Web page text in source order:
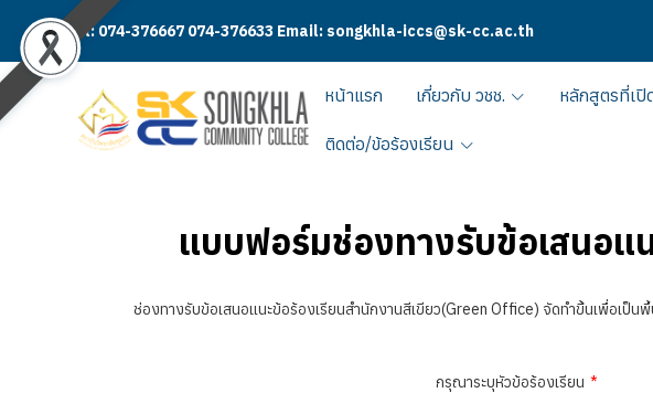
Tel: 074-376667 074-376633 Email: songkhla-iccs@sk-cc.ac.th
หน้าแรก เกี่ยวกับ วชช. หลักสูตรที่เปิ
ติดต่อ/ข้อร้องเรียน
แบบฟอร์มช่องทางรับข้อเสนอแ
ช่องทางรับข้อเสนอแนะข้อร้องเรียนสำนักงานสีเขียว(Green Office) จัดทำขึ้นเพื่อเป็
กรุณาระบุหัวข้อร้องเรียน